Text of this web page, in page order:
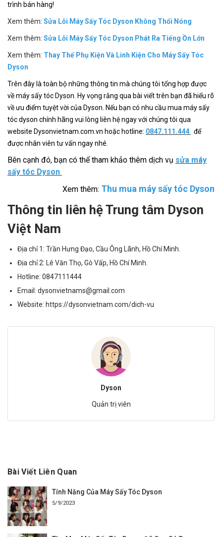
trình bán hàng!
Xem thêm: Sửa Lỗi Máy Sấy Tóc Dyson Không Thổi Nóng
Xem thêm: Sửa Lỗi Máy Sấy Tóc Dyson Phát Ra Tiếng Ồn Lớn
Xem thêm: Thay Thế Phụ Kiện Và Linh Kiện Cho Máy Sấy Tóc
Dyson
Trên đây là toàn bộ những thông tin mà chúng tôi tổng hợp được
về máy sấy tóc Dyson. Hy vọng rằng qua bài viết trên bạn đã hiểu rõ
về ưu điểm tuyệt vời của Dyson. Nếu bạn có nhu cầu mua máy sấy
tóc dyson chính hãng vui lòng liên hệ ngay với chúng tôi qua
website Dysonvietnam.com.vn hoặc hotline: 0847.111.444 để
được nhân viên tư vấn ngay nhé.
Bên cạnh đó, bạn có thể tham khảo thêm dịch vụ sửa máy
sấy tóc Dyson
Xem thêm: Thu mua máy sấy tóc Dyson
Thông tin liên hệ Trung tâm Dyson
Việt Nam
Địa chỉ 1: Trần Hưng Đạo, Cầu Ông Lãnh, Hồ Chí Minh.
Địa chỉ 2: Lê Văn Thọ, Gò Vấp, Hồ Chí Minh.
Hotline: 0847111444
Email: dysonvietnams@gmail.com
Website: https://dysonvietnam.com/dich-vu
Dyson
Quản trị viên
Bài Viết Liên Quan
Tính Năng Của Máy Sấy Tóc Dyson
5/9/2023